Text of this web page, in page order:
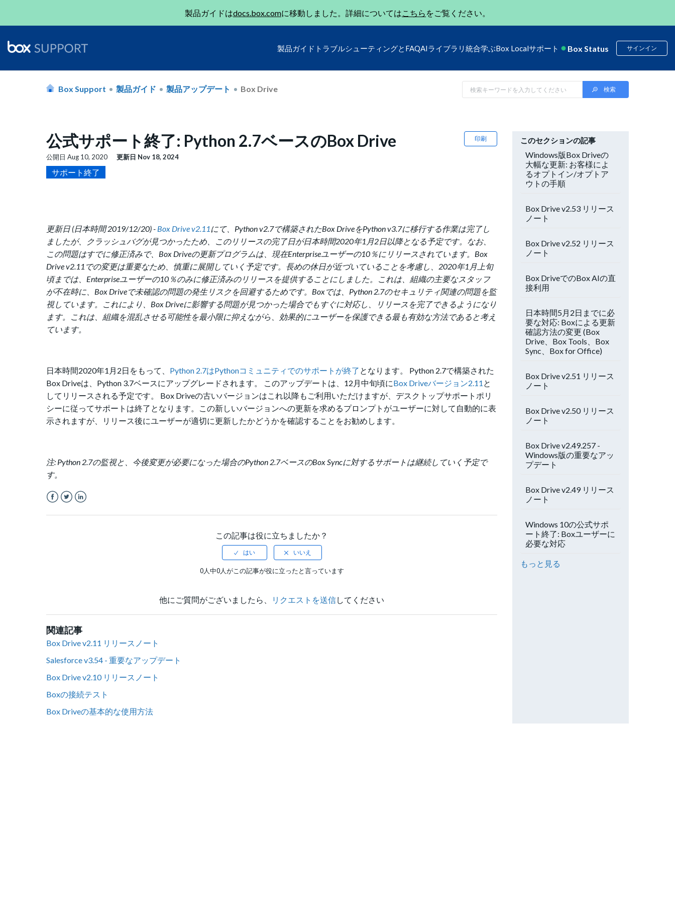
製品ガイドはdocs.box.comに移動しました。詳細についてはこちら をご覧ください。
製品ガイド トラブルシューティングとFAQAIライブラリ 統合学ぶBox Localサポート Box Status サインイン
Box Support 製品ガイド 製品アップデート Box Drive
印刷
公式サポート終了: Python 2.7ベースのBox Drive
公開日 Aug 10, 2020 更新日 Nov 18, 2024
サポート終了
更新日 (日本時間 2019/12/20) - Box Drive v2.11 にて、Python v2.7で構築されたBox DriveをPython v3.7に移行する作業は完了し
ましたが、クラッシュバグが見つかったため、このリリースの完了日が日本時間2020年1月2日以降となる予定です。 なお、
この問題はすでに修正済みで、 Box Driveの更新プログラムは、現在Enterpriseユーザーの10％にリリースされています。 Box
Drive v2.11での変更は重要なため、慎重に展開していく予定です。長めの休日が近づいていることを考慮し、2020年1月上旬
頃までは、Enterpriseユーザーの10％のみに修正済みのリリースを提供することにしました。これは、組織の主要なスタッフ
が不在時に、Box Driveで未確認の問題の発生リスクを回避するためです。 Boxでは、Python 2.7のセキュリティ関連の問題を監
視しています。これにより、 Box Driveに影響する問題が見つかった場合でもすぐに対応し、リリースを完了できるようになり
ます。
これは、組織を混乱させる可能性を最小限に抑えながら、効果的にユーザーを保護できる最も有効な方法であると考え
ています。
日本時間2020年1月2日をもって、 Python 2.7はPythonコミュニティでのサポートが終了 となります。 Python 2.7で構築された
Box Driveは、Python 3.7ベースにアップグレードされます。 このアップデートは、12月中旬頃にBox Driveバージョン2.11 と
してリリースされる予定です。 Box Driveの古いバージョンはこれ以降もご利用いただけますが、デスクトップサポートポリ
シーに従ってサポートは終了となります。この新しいバージョンへの更新を求めるプロンプトがユーザーに対して自動的に表
示されますが、リリース後にユーザーが適切に更新したかどうかを確認することをお勧めします。
注: Python 2.7の監視と、 今後変更が必要になった場合のPython 2.7ベースのBox Syncに対するサポートは継続していく予定で
す。
この記事は役に立ちましたか？
0人中0人がこの記事が役に立ったと言っています
他にご質問がございましたら、 リクエストを送信してください
関連記事
Box Drive v2.11 リリースノート
Salesforce v3.54 - 重要なアップデート
Box Drive v2.10 リリースノート
Boxの接続テスト
Box Driveの基本的な使用方法
このセクションの記事
Windows版Box Driveの
大幅な更新: お客様によ
るオプトイン/オプトア
ウトの手順
Box Drive v2.53 リリース
ノート
Box Drive v2.52 リリース
ノート
Box DriveでのBox AIの直
接利用
日本時間5月2日までに必
要な対応: Boxによる更新
確認方法の変更 (Box
Drive、Box Tools、Box
Sync、Box for Office)
Box Drive v2.51 リリース
ノート
Box Drive v2.50 リリース
ノート
Box Drive v2.49.257 -
Windows版の重要なアッ
プデート
Box Drive v2.49 リリース
ノート
Windows 10の公式サポ
ート終了: Boxユーザーに
必要な対応
もっと見る